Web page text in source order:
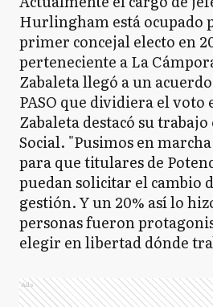
Hurlingham está ocupado
primer concejal electo en
perteneciente a La
Zabaleta llegó a un
PASO que dividiera el voto
Zabaleta destacó su
Social. "Pusimos en
para que titulares de
puedan solicitar el cambio
gestión. Y un 20% así lo
personas fueron
elegir en libertad dónde
Ads